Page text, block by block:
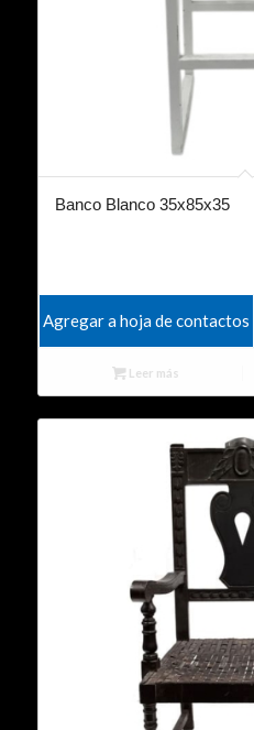
Banco Blanco 35x85x35
Agregar a hoja de contactos
Leer más